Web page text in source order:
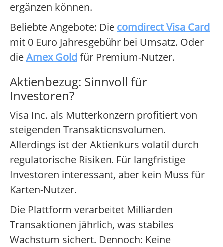
ergänzen können.
Beliebte Angebote: Die comdirect Visa Card
mit 0 Euro Jahresgebühr bei Umsatz. Oder
dieAmex Goldfür Premium-Nutzer.
Aktienbezug: Sinnvoll für
Investoren?
Visa Inc. als Mutterkonzern profitiert von
steigenden Transaktionsvolumen.
Allerdings ist der Aktienkurs volatil durch
regulatorische Risiken. Für langfristige
Investoren interessant, aber kein Muss für
Karten-Nutzer.
Die Plattform verarbeitet Milliarden
Transaktionen jährlich, was stabiles
Wachstum sichert. Dennoch: Keine